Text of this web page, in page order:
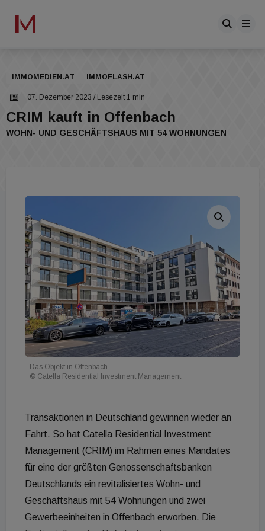
IMMOMEDIEN.AT IMMOFLASH.AT
07. Dezember 2023 / Lesezeit 1 min
CRIM kauft in Offenbach
WOHN- UND GESCHÄFTSHAUS MIT 54 WOHNUNGEN
Das Objekt in Offenbach
© Catella Residential Investment Management
Transaktionen in Deutschland gewinnen wieder an
Fahrt. So hat Catella Residential Investment
Management (CRIM) im Rahmen eines Mandates
für eine der größten Genossenschaftsbanken
Deutschlands ein revitalisiertes Wohn- und
Geschäftshaus mit 54 Wohnungen und zwei
Gewerbeeinheiten in Offenbach erworben. Die